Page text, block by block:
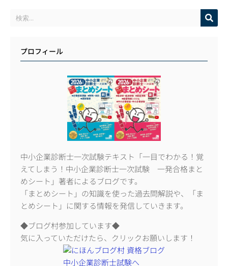
プロフィール
中小企業診断士一次試験テキスト「一目でわかる！覚
えてしまう！中小企業診断士一次試験 一発合格まと
めシート」著者によるブログです。
「まとめシート」の知識を使った過去問解説や、「ま
とめシート」に関する情報を発信していきます。
◆ブログ村参加しています◆
気に入っていただけたら、クリックお願いします！